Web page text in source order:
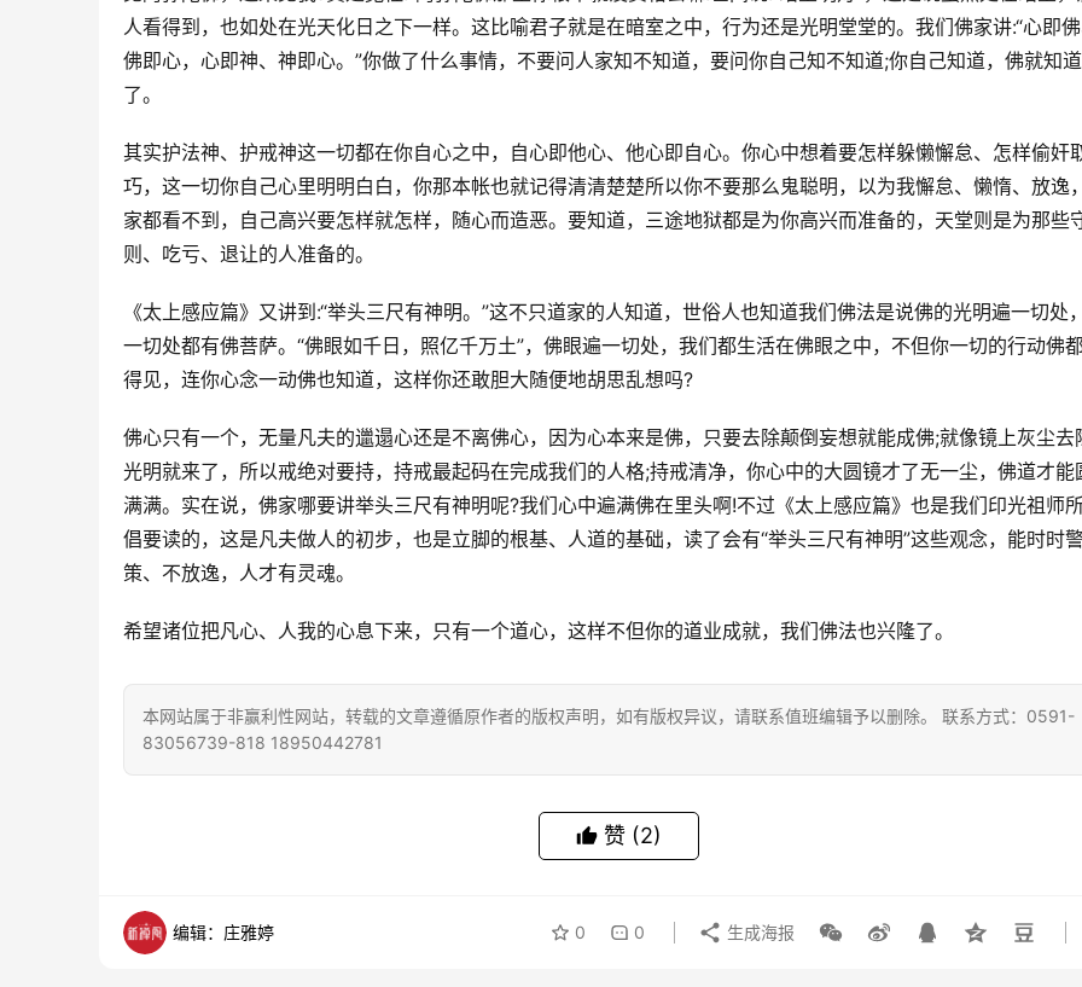
人看得到，也如处在光天化日之下一样。这比喻君子就是在暗室之中，行为还是光明堂堂的。我们佛家讲:“心即佛
佛即心，心即神、神即心。”你做了什么事情，不要问人家知不知道，要问你自己知不知道;你自己知道，佛就知道
了。
其实护法神、护戒神这一切都在你自心之中，自心即他心、他心即自心。你心中想着要怎样躲懒懈怠、怎样偷奸
巧，这一切你自己心里明明白白，你那本帐也就记得清清楚楚所以你不要那么鬼聪明，以为我懈怠、懒惰、放逸
家都看不到，自己高兴要怎样就怎样，随心而造恶。要知道，三途地狱都是为你高兴而准备的，天堂则是为那些
则、吃亏、退让的人准备的。
《太上感应篇》又讲到:“举头三尺有神明。”这不只道家的人知道，世俗人也知道我们佛法是说佛的光明遍一切处
一切处都有佛菩萨。“佛眼如千日，照亿千万土”，佛眼遍一切处，我们都生活在佛眼之中，不但你一切的行动佛
得见，连你心念一动佛也知道，这样你还敢胆大随便地胡思乱想吗?
佛心只有一个，无量凡夫的邋遢心还是不离佛心，因为心本来是佛，只要去除颠倒妄想就能成佛;就像镜上灰尘去
光明就来了，所以戒绝对要持，持戒最起码在完成我们的人格;持戒清净，你心中的大圆镜才了无一尘，佛道才能
满满。实在说，佛家哪要讲举头三尺有神明呢?我们心中遍满佛在里头啊!不过《太上感应篇》也是我们印光祖师
倡要读的，这是凡夫做人的初步，也是立脚的根基、人道的基础，读了会有“举头三尺有神明”这些观念，能时时
策、不放逸，人才有灵魂。
希望诸位把凡心、人我的心息下来，只有一个道心，这样不但你的道业成就，我们佛法也兴隆了。
本网站属于非赢利性网站，转载的文章遵循原作者的版权声明，如有版权异议，请联系值班编辑予以删除。 联系方式：0591-
83056739-818 18950442781
赞 (2)
编辑：庄雅婷 0 0 生成海报